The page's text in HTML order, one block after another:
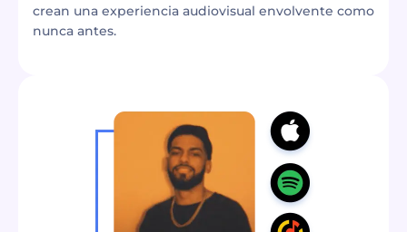
crean una experiencia audiovisual envolvente como
nunca antes.